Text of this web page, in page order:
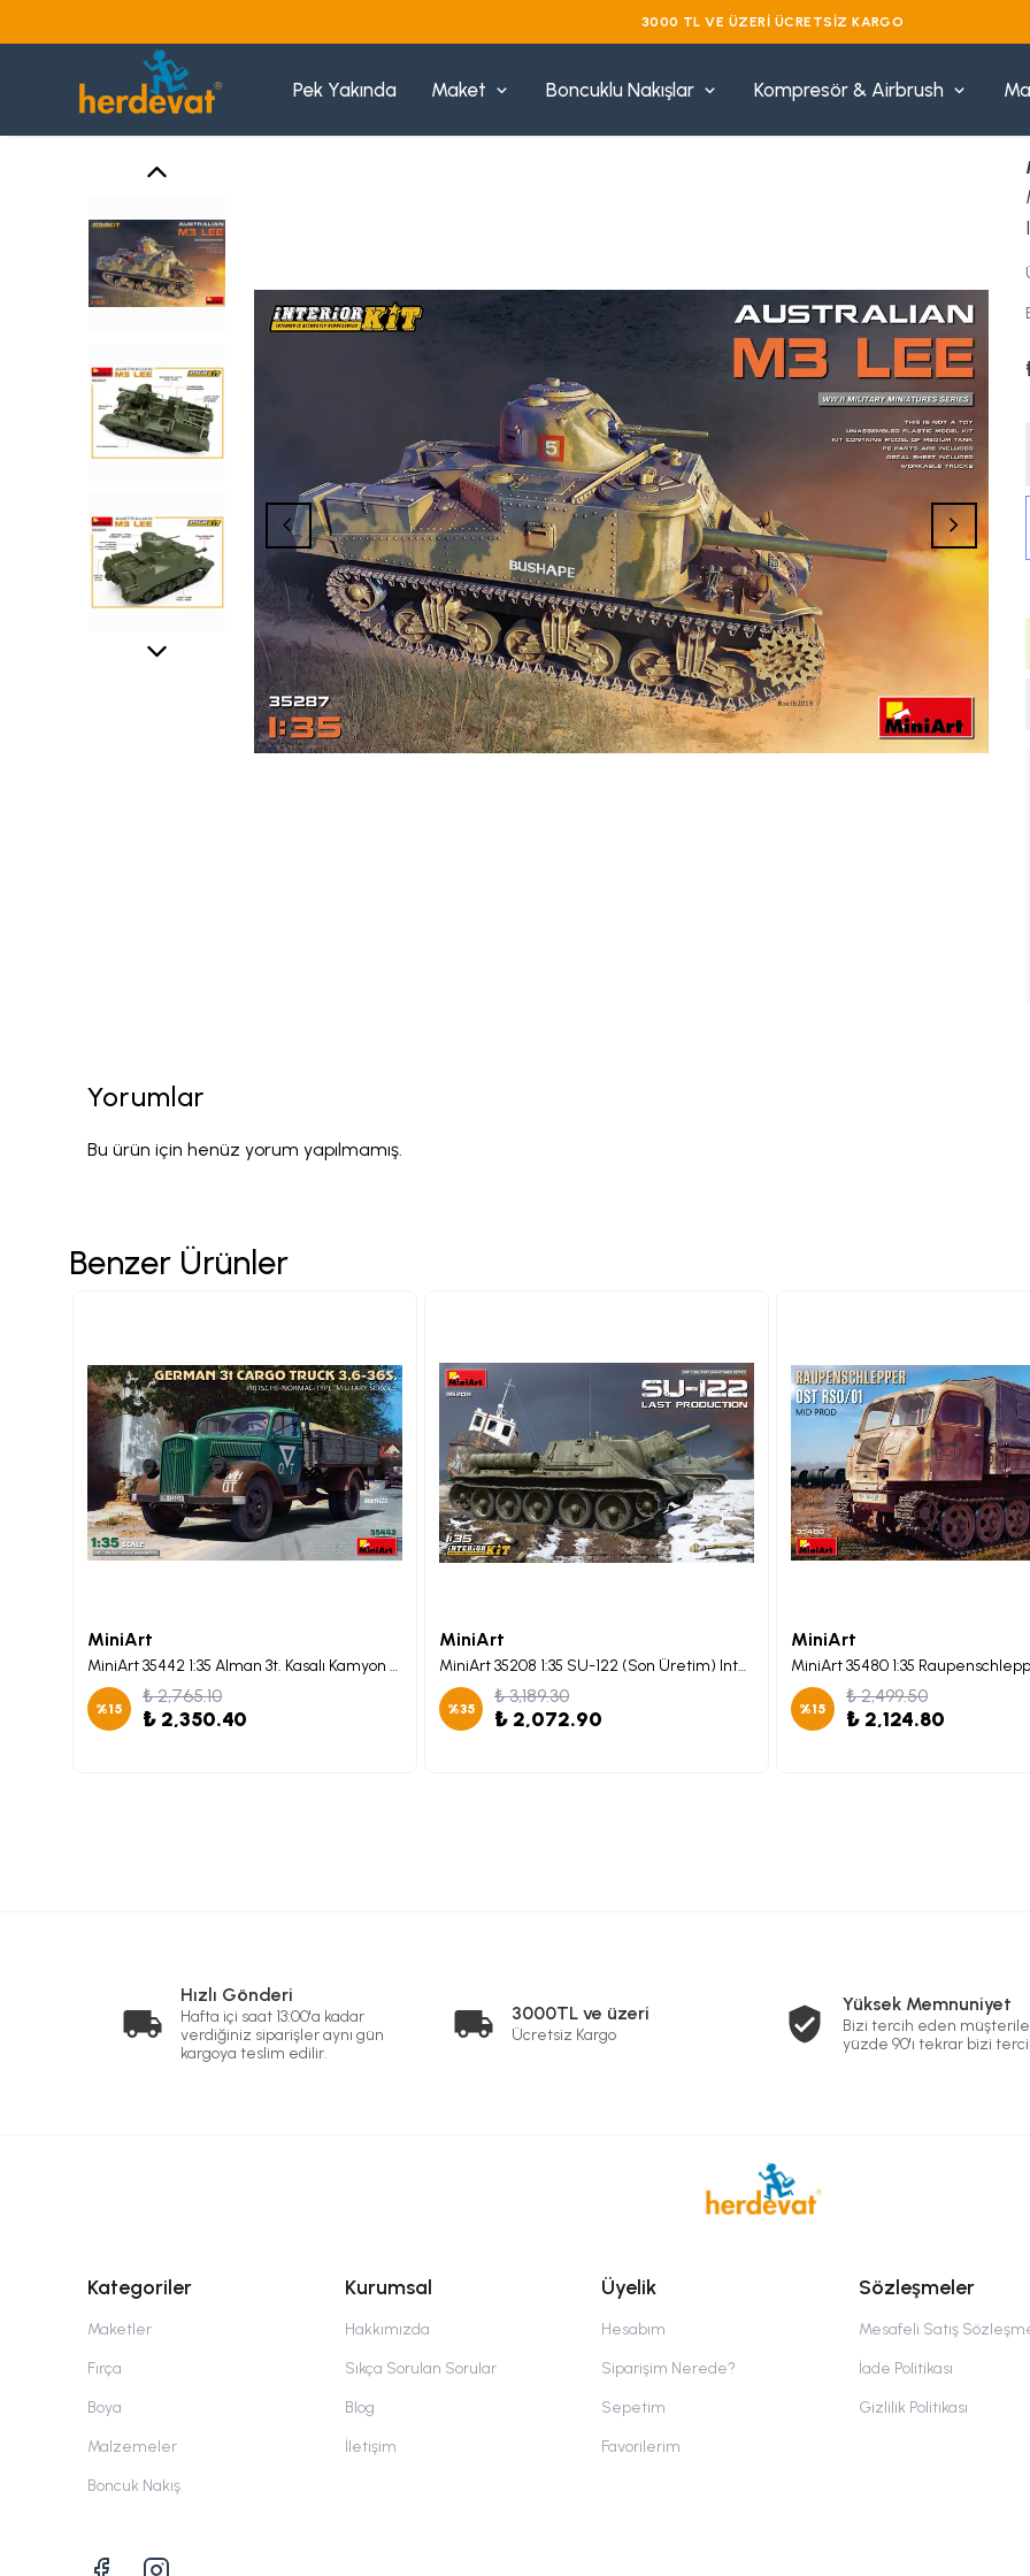
VADE FARKSIZ 3 TAKSIT
Pek Yakında Maket Boncuklu Nakışlar Kompresör & Airbrush
Yorumlar
Bu ürün için henüz yorum yapılmamış.
Benzer Ürünler
MiniArt
MiniArt 35442 1:35 Alman 3t. Kasalı Kamyon 3,6-36S Prits
%15
₺ 2,765.10
₺ 2,350.40
MiniArt
MiniArt 35208 1:35 SU-122 (Son Üretim) Interior Kit
%35
₺ 3,189.30
₺ 2,072.90
MiniArt
%15
₺ 2,499.50
₺ 2,124.80
Hızlı Gönderi
Hafta içi saat 13:00'a kadar
verdiğiniz siparişler aynı gün
kargoya teslim edilir.
3000TL ve üzeri
Ücretsiz Kargo
Yüksek Memnuniyet
Bizi tercih eden
yüzde 90'ı tekrar bizi
Kategoriler
Maketler
Fırça
Boya
Malzemeler
Boncuk Nakış
Kurumsal
Hakkımızda
Sıkça Sorulan Sorular
Blog
İletişim
Üyelik
Hesabım
Siparişim Nerede?
Sepetim
Favorilerim
Sözleşmeler
Mesafeli Satış
İade Politikası
Gizlilik Politikası